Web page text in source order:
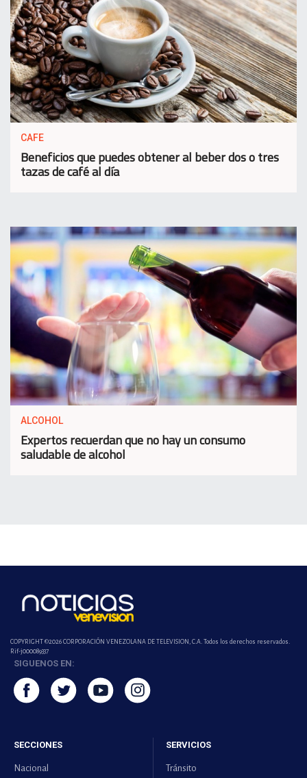
CAFE
Beneficios que puedes obtener al beber dos o tres
tazas de café al día
ALCOHOL
Expertos recuerdan que no hay un consumo
saludable de alcohol
COPYRIGHT ©2026 CORPORACIÓN VENEZOLANA DE TELEVISION, C.A. Todos los derechos reservados.
Rif-j000089337
SIGUENOS EN:
SECCIONES
Nacional
SERVICIOS
Tránsito